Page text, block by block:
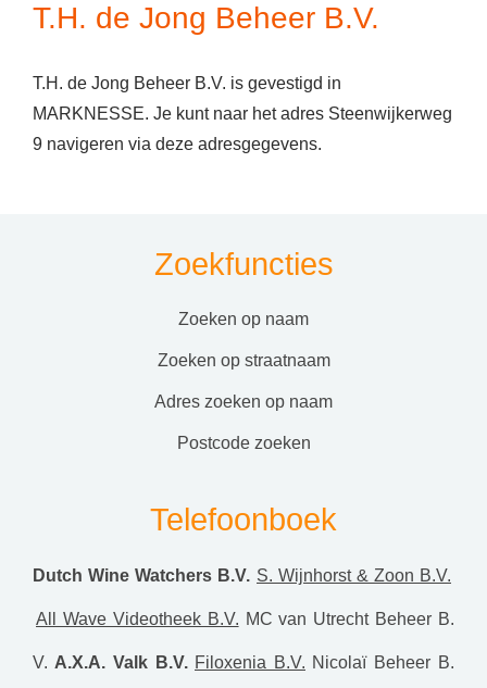
T.H. de Jong Beheer B.V.
T.H. de Jong Beheer B.V. is gevestigd in
MARKNESSE. Je kunt naar het adres Steenwijkerweg
9 navigeren via deze adresgegevens.
Zoekfuncties
zoeken op naam
zoeken op straatnaam
adres zoeken op naam
postcode zoeken
Telefoonboek
Dutch Wine Watchers B.V. S. Wijnhorst & Zoon B.V.
All Wave Videotheek B.V. MC van Utrecht Beheer B.
V. A.X.A. Valk B.V. Filoxenia B.V. Nicolaï Beheer B.